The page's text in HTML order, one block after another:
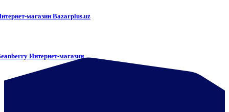
магазин Bazarplus.uz
Интернет-магазин